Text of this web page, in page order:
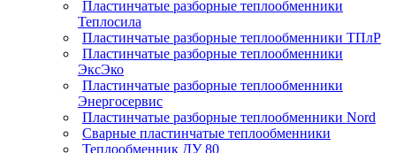
Пластинчатые разборные теплообменники
Теплосила
Пластинчатые разборные теплообменники ТПлР
Пластинчатые разборные теплообменники
ЭксЭко
Пластинчатые разборные теплообменники
Энергосервис
Пластинчатые разборные теплообменники Nord
Сварные пластинчатые теплообменники
Теплообменник ДУ 80